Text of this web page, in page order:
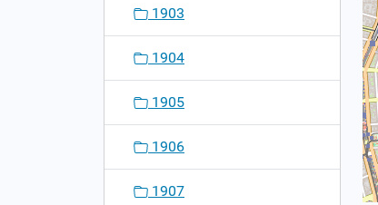
1903
1904
1905
1906
1907